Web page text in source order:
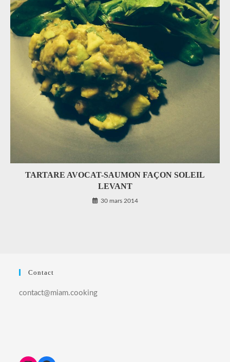
TARTARE AVOCAT-SAUMON FAÇON SOLEIL
LEVANT
30 mars 2014
Contact
contact@miam.cooking